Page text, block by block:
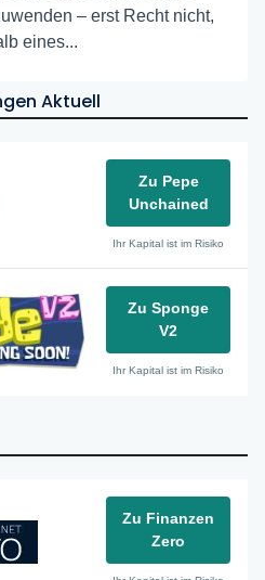
– erst Recht nicht,
eines...
Aktuell
Zu Pepe
Unchained
Ihr Kapital ist im Risiko
Zu Sponge
V2
Ihr Kapital ist im Risiko
Zu Finanzen
Zero